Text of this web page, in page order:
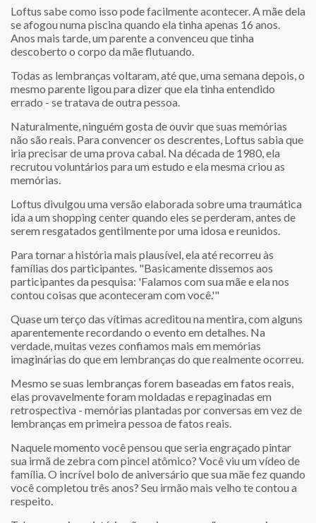
Loftus sabe como isso pode facilmente acontecer. A mãe dela
se afogou numa piscina quando ela tinha apenas 16 anos.
Anos mais tarde, um parente a convenceu que tinha
descoberto o corpo da mãe flutuando.
Todas as lembranças voltaram, até que, uma semana depois, o
mesmo parente ligou para dizer que ela tinha entendido
errado - se tratava de outra pessoa.
Naturalmente, ninguém gosta de ouvir que suas memórias
não são reais. Para convencer os descrentes, Loftus sabia que
iria precisar de uma prova cabal. Na década de 1980, ela
recrutou voluntários para um estudo e ela mesma criou as
memórias.
Loftus divulgou uma versão elaborada sobre uma traumática
ida a um shopping center quando eles se perderam, antes de
serem resgatados gentilmente por uma idosa e reunidos.
Para tornar a história mais plausível, ela até recorreu às
famílias dos participantes. "Basicamente dissemos aos
participantes da pesquisa: 'Falamos com sua mãe e ela nos
contou coisas que aconteceram com você.'"
Quase um terço das vítimas acreditou na mentira, com alguns
aparentemente recordando o evento em detalhes. Na
verdade, muitas vezes confiamos mais em memórias
imaginárias do que em lembranças do que realmente ocorreu.
Mesmo se suas lembranças forem baseadas em fatos reais,
elas provavelmente foram moldadas e repaginadas em
retrospectiva - memórias plantadas por conversas em vez de
lembranças em primeira pessoa de fatos reais.
Naquele momento você pensou que seria engraçado pintar
sua irmã de zebra com pincel atômico? Você viu um vídeo de
família. O incrível bolo de aniversário que sua mãe fez quando
você completou três anos? Seu irmão mais velho te contou a
respeito.